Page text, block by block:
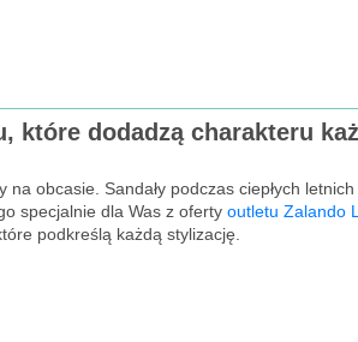
które dodadzą charakteru
obcasie. Sandały podczas ciepłych
specjalnie dla Was z oferty outletu Zalando
podkreślą każdą stylizację.